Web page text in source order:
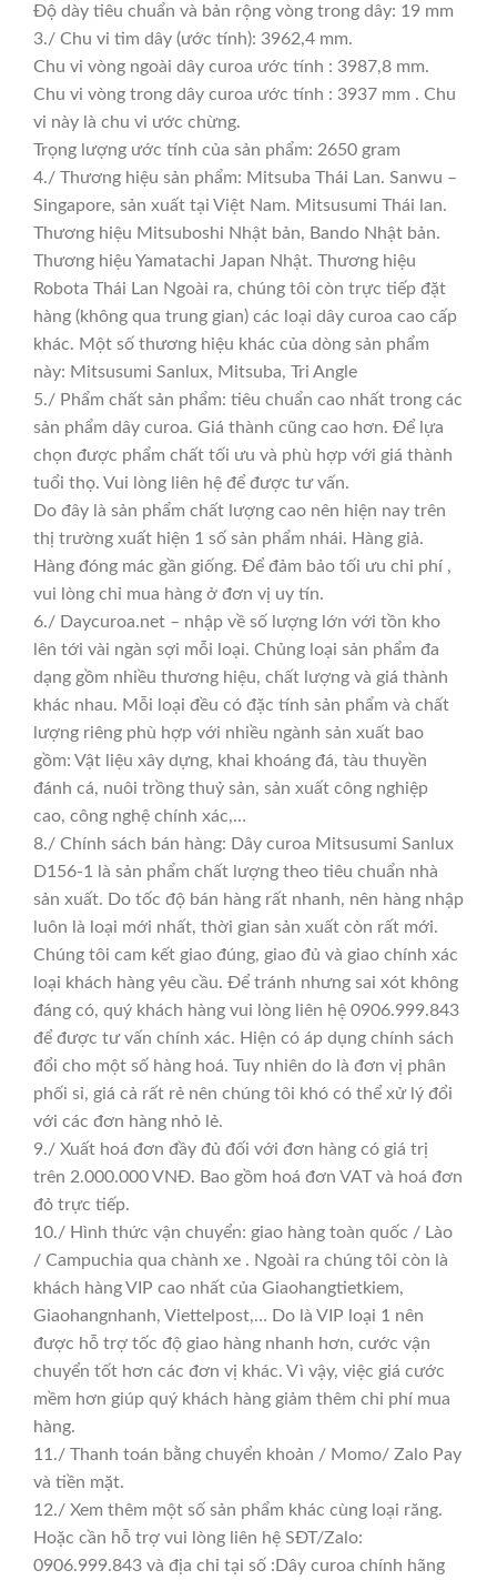
Độ dày tiêu chuẩn và bản rộng vòng trong dây: 19 mm
3./ Chu vi tim dây (ước tính): 3962,4 mm.
Chu vi vòng ngoài dây curoa ước tính : 3987,8 mm.
Chu vi vòng trong dây curoa ước tính : 3937 mm . Chu
vi này là chu vi ước chừng.
Trọng lượng ước tính của sản phẩm: 2650 gram
4./ Thương hiệu sản phẩm: Mitsuba Thái Lan. Sanwu –
Singapore, sản xuất tại Việt Nam. Mitsusumi Thái lan.
Thương hiệu Mitsuboshi Nhật bản, Bando Nhật bản.
Thương hiệu Yamatachi Japan Nhật. Thương hiệu
Robota Thái Lan Ngoài ra, chúng tôi còn trực tiếp đặt
hàng (không qua trung gian) các loại dây curoa cao cấp
khác. Một số thương hiệu khác của dòng sản phẩm
này: Mitsusumi Sanlux, Mitsuba, Tri Angle
5./ Phẩm chất sản phẩm: tiêu chuẩn cao nhất trong các
sản phẩm dây curoa. Giá thành cũng cao hơn. Để lựa
chọn được phẩm chất tối ưu và phù hợp với giá thành
tuổi thọ. Vui lòng liên hệ để được tư vấn.
Do đây là sản phẩm chất lượng cao nên hiện nay trên
thị trường xuất hiện 1 số sản phẩm nhái. Hàng giả.
Hàng đóng mác gần giống. Để đảm bảo tối ưu chi phí ,
vui lòng chỉ mua hàng ở đơn vị uy tín.
6./ Daycuroa.net – nhập về số lượng lớn với tồn kho
lên tới vài ngàn sợi mỗi loại. Chủng loại sản phẩm đa
dạng gồm nhiều thương hiệu, chất lượng và giá thành
khác nhau. Mỗi loại đều có đặc tính sản phẩm và chất
lượng riêng phù hợp với nhiều ngành sản xuất bao
gồm: Vật liệu xây dựng, khai khoáng đá, tàu thuyền
đánh cá, nuôi trồng thuỷ sản, sản xuất công nghiệp
cao, công nghệ chính xác,…
8./ Chính sách bán hàng: Dây curoa Mitsusumi Sanlux
D156-1 là sản phẩm chất lượng theo tiêu chuẩn nhà
sản xuất. Do tốc độ bán hàng rất nhanh, nên hàng nhập
luôn là loại mới nhất, thời gian sản xuất còn rất mới.
Chúng tôi cam kết giao đúng, giao đủ và giao chính xác
loại khách hàng yêu cầu. Để tránh nhưng sai xót không
đáng có, quý khách hàng vui lòng liên hệ 0906.999.843
để được tư vấn chính xác. Hiện có áp dụng chính sách
đổi cho một số hàng hoá. Tuy nhiên do là đơn vị phân
phối sỉ, giá cả rất rẻ nên chúng tôi khó có thể xử lý đổi
với các đơn hàng nhỏ lẻ.
9./ Xuất hoá đơn đầy đủ đối với đơn hàng có giá trị
trên 2.000.000 VNĐ. Bao gồm hoá đơn VAT và hoá đơn
đỏ trực tiếp.
10./ Hình thức vận chuyển: giao hàng toàn quốc / Lào
/ Campuchia qua chành xe . Ngoài ra chúng tôi còn là
khách hàng VIP cao nhất của Giaohangtietkiem,
Giaohangnhanh, Viettelpost,… Do là VIP loại 1 nên
được hỗ trợ tốc độ giao hàng nhanh hơn, cước vận
chuyển tốt hơn các đơn vị khác. Vì vậy, việc giá cước
mềm hơn giúp quý khách hàng giảm thêm chi phí mua
hàng.
11./ Thanh toán bằng chuyển khoản / Momo/ Zalo Pay
và tiền mặt.
12./ Xem thêm một số sản phẩm khác cùng loại răng.
Hoặc cần hỗ trợ vui lòng liên hệ SĐT/Zalo:
0906.999.843 và địa chỉ tại số :Dây curoa chính hãng